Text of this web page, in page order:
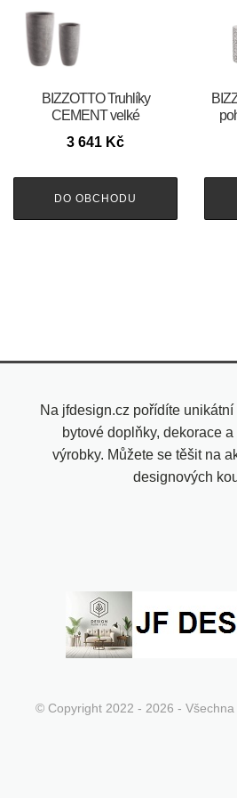
BIZZOTTO Truhlíky
CEMENT velké
3 641 Kč
DO OBCHODU
Na jfdesign.cz pořídíte
bytové doplňky, dekorace
výrobky. Můžete se těšit na
designových
© Copyright 2022 - 2026 -